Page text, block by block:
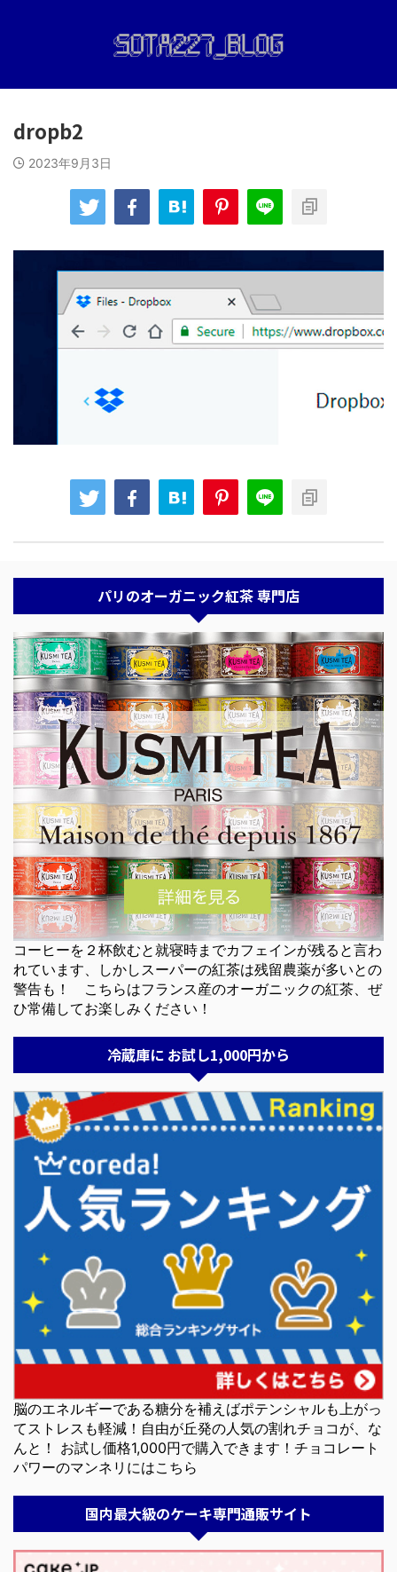
dropb2
2023年9月3日
パリのオーガニック紅茶 専門店
コーヒーを２杯飲むと就寝時までカフェインが残ると言わ
れています、しかしスーパーの紅茶は残留農薬が多いとの
警告も！ こちらはフランス産のオーガニックの紅茶、ぜ
ひ常備してお楽しみください！
冷蔵庫に お試し1,000円から
脳のエネルギーである糖分を補えばポテンシャルも上がっ
てストレスも軽減！自由が丘発の人気の割れチョコが、な
んと！ お試し価格1,000円で購入できます！チョコレート
パワーのマンネリにはこちら
国内最大級のケーキ専門通販サイト